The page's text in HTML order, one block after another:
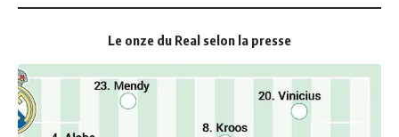
Le onze du Real selon la presse